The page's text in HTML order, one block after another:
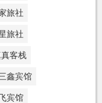
旅社
旅社
客栈
鑫宾馆
宾馆